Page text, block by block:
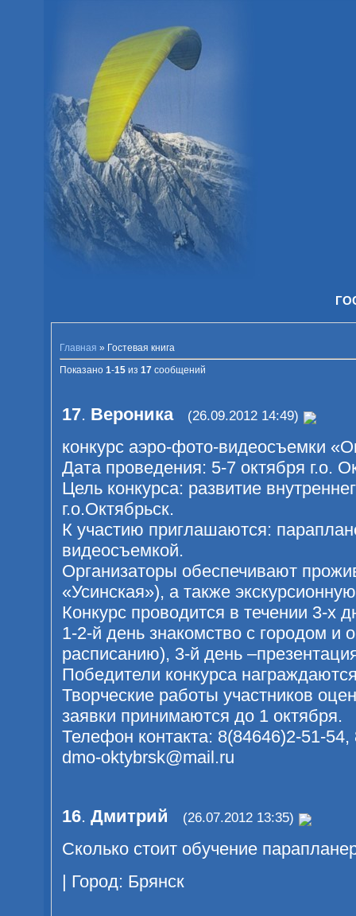
Главная » Гостевая книга
Показано 1-15 из 17 сообщений
17. Вероника (26.09.2012 14:49)
конкурс аэро-фото-видеосъемки
Дата проведения: 5-7 октября г.о.
Цель конкурса: развитие
г.о.Октябрьск.
К участию приглашаются:
видеосъемкой.
Организаторы обеспечивают
«Усинская»), а также
Конкурс проводится в течении 3-х
1-2-й день знакомство с городом и
расписанию), 3-й день
Победители конкурса
Творческие работы участников
заявки принимаются до 1 октября.
Телефон контакта: 8(84646)2-51-
dmo-oktybrsk@mail.ru
16. Дмитрий (26.07.2012 13:35)
Сколько стоит обучение
| Город: Брянск